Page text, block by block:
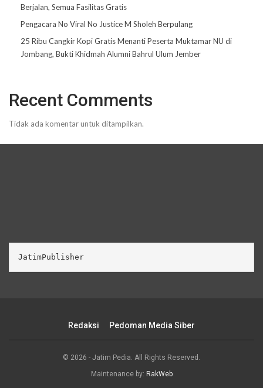
Berjalan, Semua Fasilitas Gratis
Pengacara No Viral No Justice M Sholeh Berpulang
25 Ribu Cangkir Kopi Gratis Menanti Peserta Muktamar NU di
Jombang, Bukti Khidmah Alumni Bahrul Ulum Jember
Recent Comments
Tidak ada komentar untuk ditampilkan.
JatimPublisher
Redaksi Pedoman Media Siber
© 2026 - Jatim Pedia. All Rights Reserved.
Maintenance by: RakWeb